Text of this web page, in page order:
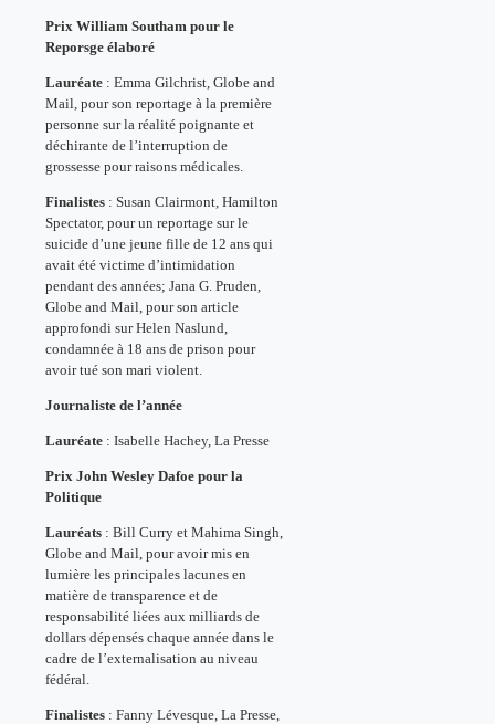
Prix William Southam pour le
Reporsge élaboré
Lauréate : Emma Gilchrist, Globe and
Mail, pour son reportage à la première
personne sur la réalité poignante et
déchirante de l’interruption de
grossesse pour raisons médicales.
Finalistes : Susan Clairmont, Hamilton
Spectator, pour un reportage sur le
suicide d’une jeune fille de 12 ans qui
avait été victime d’intimidation
pendant des années; Jana G. Pruden,
Globe and Mail, pour son article
approfondi sur Helen Naslund,
condamnée à 18 ans de prison pour
avoir tué son mari violent.
Journaliste de l’année
Lauréate : Isabelle Hachey, La Presse
Prix John Wesley Dafoe pour la
Politique
Lauréats : Bill Curry et Mahima Singh,
Globe and Mail, pour avoir mis en
lumière les principales lacunes en
matière de transparence et de
responsabilité liées aux milliards de
dollars dépensés chaque année dans le
cadre de l’externalisation au niveau
fédéral.
Finalistes : Fanny Lévesque, La Presse,